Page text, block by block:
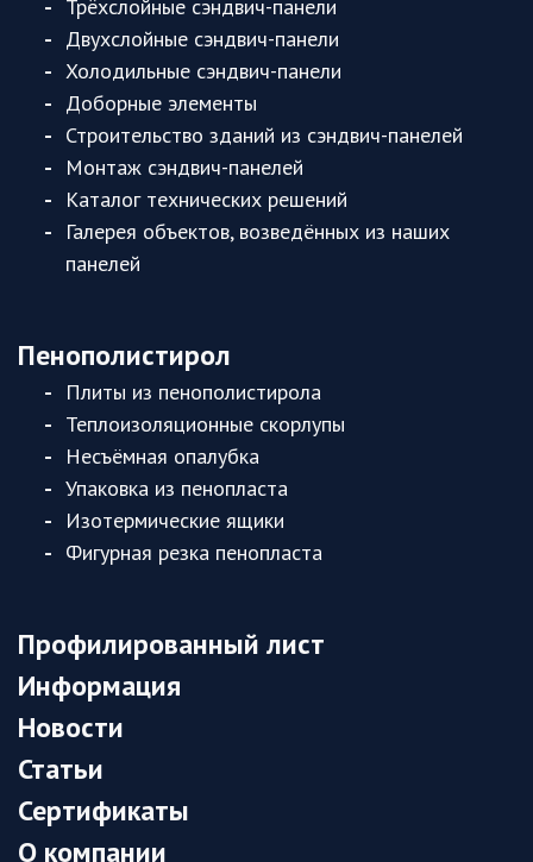
Трёхслойные сэндвич-панели
Двухслойные сэндвич-панели
Холодильные сэндвич-панели
Доборные элементы
Строительство зданий из сэндвич-панелей
Монтаж сэндвич-панелей
Каталог технических решений
Галерея объектов, возведённых из наших
панелей
Пенополистирол
Плиты из пенополистирола
Теплоизоляционные скорлупы
Несъёмная опалубка
Упаковка из пенопласта
Изотермические ящики
Фигурная резка пенопласта
Профилированный лист
Информация
Новости
Статьи
Сертификаты
О компании